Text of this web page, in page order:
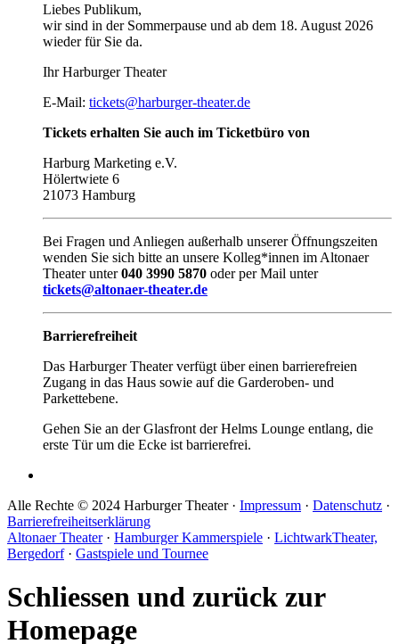
Liebes Publikum,
wir sind in der Sommerpause und ab dem 18. August 2026
wieder für Sie da.
Ihr Harburger Theater
E-Mail: tickets@harburger-theater.de
Tickets erhalten Sie auch im Ticketbüro von
Harburg Marketing e.V.
Hölertwiete 6
21073 Hamburg
Bei Fragen und Anliegen außerhalb unserer Öffnungszeiten
wenden Sie sich bitte an unsere Kolleg*innen im Altonaer
Theater unter040 3990 5870 oder per Mail unter
tickets@altonaer-theater.de
Barrierefreiheit
Das Harburger Theater verfügt über einen barrierefreien
Zugang in das Haus sowie auf die Garderoben- und
Parkettebene.
Gehen Sie an der Glasfront der Helms Lounge entlang, die
erste Tür um die Ecke ist barrierefrei.
Alle Rechte © 2024 Harburger Theater · Impressum · Datenschutz ·
Barrierefreiheitserklärung
Altonaer Theater· Hamburger Kammerspiele · LichtwarkTheater,
Bergedorf· Gastspiele und Tournee
Schliessen und zurück zur
Homepage